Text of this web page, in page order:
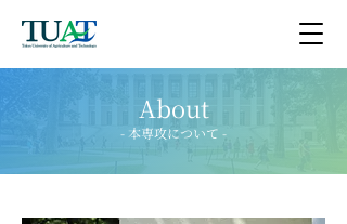
About
- 本専攻について -